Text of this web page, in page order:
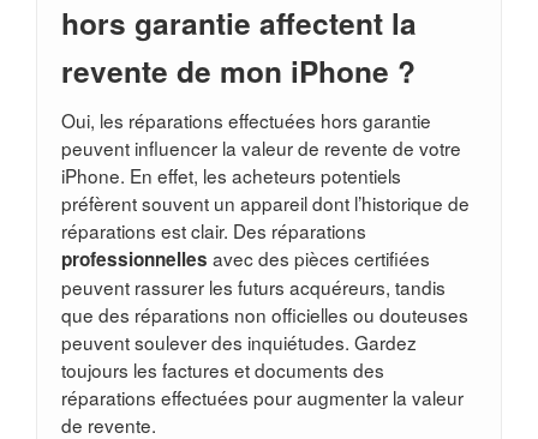
hors garantie affectent la
revente de mon iPhone ?
Oui, les réparations effectuées hors garantie
peuvent influencer la valeur de revente de votre
iPhone. En effet, les acheteurs potentiels
préfèrent souvent un appareil dont l’historique de
réparations est clair. Des réparations
professionnelles avec des pièces certifiées
peuvent rassurer les futurs acquéreurs, tandis
que des réparations non officielles ou douteuses
peuvent soulever des inquiétudes. Gardez
toujours les factures et documents des
réparations effectuées pour augmenter la valeur
de revente.